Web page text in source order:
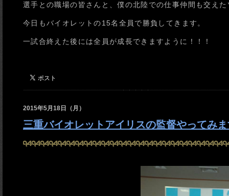
選手との職場の皆さんと、僕の北陸での仕事仲間も交え
今日もバイオレットの15名全員で勝負してきます。
一試合終えた後には全員が成長できますように！！！
2015年5月18日（月）
三重バイオレットアイリスの監督やってみ